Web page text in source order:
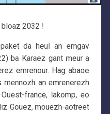
bloaz 2032 !
da heul an emgav
ba Karaez gant meur a
emrenour. Hag abaoe
an emrenerezh
france, lakomp, eo
Gouez, mouezh-aotreet